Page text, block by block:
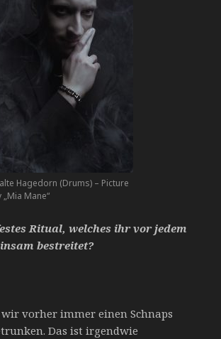
Hagedorn (Drums) – Picture
„Mia Mane“
Ritual, welches ihr vor jedem
bestreitet?
vorher immer einen Schnaps
Das ist irgendwie